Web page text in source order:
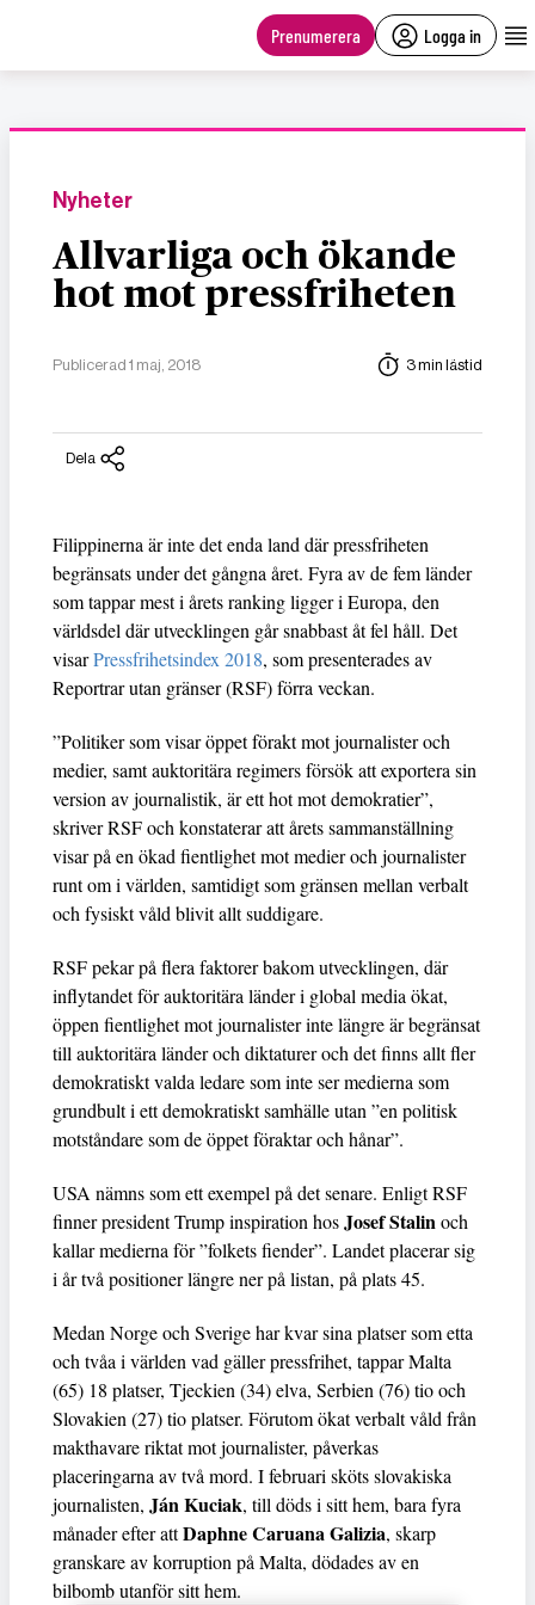
Prenumerera Logga in
Nyheter
Allvarliga och ökande
hot mot pressfriheten
Publicerad 1 maj, 2018 3 min lästid
Dela
Filippinerna är inte det enda land där pressfriheten
begränsats under det gångna året. Fyra av de fem länder
som tappar mest i årets ranking ligger i Europa, den
världsdel där utvecklingen går snabbast åt fel håll. Det
visarPressfrihetsindex 2018, som presenterades av
Reportrar utan gränser (RSF) förra veckan.
”Politiker som visar öppet förakt mot journalister och
medier, samt auktoritära regimers försök att exportera sin
version av journalistik, är ett hot mot demokratier”,
skriver RSF och konstaterar att årets sammanställning
visar på en ökad fientlighet mot medier och journalister
runt om i världen, samtidigt som gränsen mellan verbalt
och fysiskt våld blivit allt suddigare.
RSF pekar på flera faktorer bakom utvecklingen, där
inflytandet för auktoritära länder i global media ökat,
öppen fientlighet mot journalister inte längre är begränsat
till auktoritära länder och diktaturer och det finns allt fler
demokratiskt valda ledare som inte ser medierna som
grundbult i ett demokratiskt samhälle utan ”en politisk
motståndare som de öppet föraktar och hånar”.
USA nämns som ett exempel på det senare. Enligt RSF
finner president Trump inspiration hosJosef Stalinoch
kallar medierna för ”folkets fiender”. Landet placerar sig
i år två positioner längre ner på listan, på plats 45.
Medan Norge och Sverige har kvar sina platser som etta
och tvåa i världen vad gäller pressfrihet, tappar Malta
(65) 18 platser, Tjeckien (34) elva, Serbien (76) tio och
Slovakien (27) tio platser. Förutom ökat verbalt våld från
makthavare riktat mot journalister, påverkas
placeringarna av två mord. I februari sköts slovakiska
journalisten, Ján Kuciak, till döds i sitt hem, bara fyra
månader efter attDaphne Caruana Galizia, skarp
granskare av korruption på Malta, dödades av en
bilbomb utanför sitt hem.